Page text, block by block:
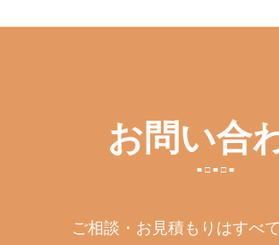
お問い合
ご相談・お見積もりはすべ